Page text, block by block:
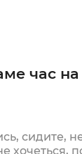
час на
сидите,
хочеться,